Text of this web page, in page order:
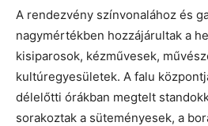
A rendezvény színvonalához és
nagymértékben hozzájárultak a
kisiparosok, kézművesek,
kultúregyesületek. A falu
délelőtti órákban megtelt
sorakoztak a süteményesek, a